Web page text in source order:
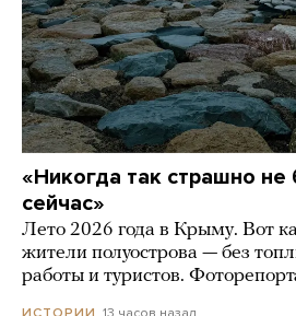
«Никогда так страшно не
сейчас»
Лето 2026 года в Крыму. Вот
жители полуострова — без
работы и туристов.
ИСТОРИИ 13 часов назад